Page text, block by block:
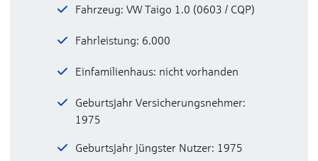
Fahrzeug: VW Taigo 1.0 (0603 / CQP)
Fahrleistung: 6.000
Einfamilienhaus: nicht vorhanden
Geburtsjahr Versicherungsnehmer:
1975
Geburtsjahr jüngster Nutzer: 1975